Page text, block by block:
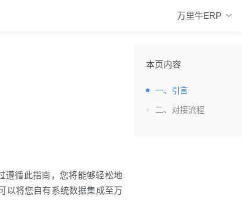
万里牛ERP
遵循此指南，您将能够轻松地
以将您自有系统数据集成至万
本页内容
一、引言
二、对接流程